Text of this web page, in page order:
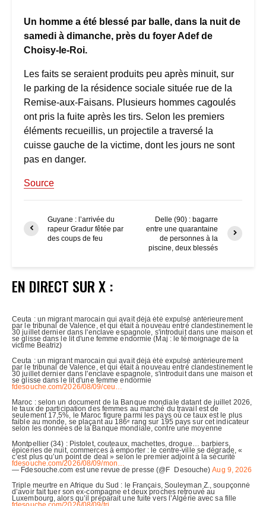
Un homme a été blessé par balle, dans la nuit de
samedi à dimanche, près du foyer Adef de
Choisy-le-Roi.
Les faits se seraient produits peu après minuit, sur
le parking de la résidence sociale située rue de la
Remise-aux-Faisans. Plusieurs hommes cagoulés
ont pris la fuite après les tirs. Selon les premiers
éléments recueillis, un projectile a traversé la
cuisse gauche de la victime, dont les jours ne sont
pas en danger.
Source
Guyane : l’arrivée du
rapeur Gradur fêtée par
des coups de feu
Delle (90) : bagarre
entre une quarantaine
de personnes à la
piscine, deux blessés
EN DIRECT SUR X :